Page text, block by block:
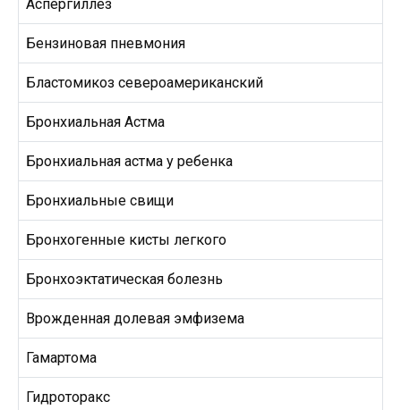
Аспергиллез
Бензиновая пневмония
Бластомикоз североамериканский
Бронхиальная Астма
Бронхиальная астма у ребенка
Бронхиальные свищи
Бронхогенные кисты легкого
Бронхоэктатическая болезнь
Врожденная долевая эмфизема
Гамартома
Гидроторакс